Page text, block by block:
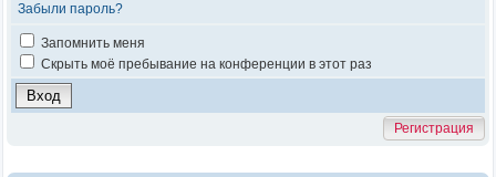
Забыли пароль?
Запомнить меня
Скрыть моё пребывание на конференции в этот раз
Регистрация